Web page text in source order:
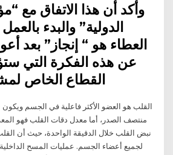
وأكد أن هذا الاتفاق مع
الدولية” والبدء
العطاء هو “ إنجاز” بعد
عن هذه الفكرة التي
القلب هو العضو الأكثر فاعلية في الجسم
منتصف الصدر، أما معدل دقات القلب فهو
نبض القلب خلال الدقيقة الواحدة، حيث أن
لجميع أعضاء الجسم. عمليات المسح الداخلية